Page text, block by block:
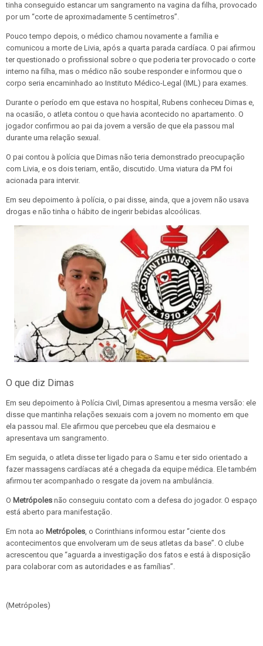
tinha conseguido estancar um sangramento na vagina da filha, provocado
por um “corte de aproximadamente 5 centímetros”.
Pouco tempo depois, o médico chamou novamente a família e
comunicou a morte de Livia, após a quarta parada cardíaca. O pai afirmou
ter questionado o profissional sobre o que poderia ter provocado o corte
interno na filha, mas o médico não soube responder e informou que o
corpo seria encaminhado ao Instituto Médico-Legal (IML) para exames.
Durante o período em que estava no hospital, Rubens conheceu Dimas e,
na ocasião, o atleta contou o que havia acontecido no apartamento. O
jogador confirmou ao pai da jovem a versão de que ela passou mal
durante uma relação sexual.
O pai contou à polícia que Dimas não teria demonstrado preocupação
com Livia, e os dois teriam, então, discutido. Uma viatura da PM foi
acionada para intervir.
Em seu depoimento à polícia, o pai disse, ainda, que a jovem não usava
drogas e não tinha o hábito de ingerir bebidas alcoólicas.
O que diz Dimas
Em seu depoimento à Polícia Civil, Dimas apresentou a mesma versão: ele
disse que mantinha relações sexuais com a jovem no momento em que
ela passou mal. Ele afirmou que percebeu que ela desmaiou e
apresentava um sangramento.
Em seguida, o atleta disse ter ligado para o Samu e ter sido orientado a
fazer massagens cardíacas até a chegada da equipe médica. Ele também
afirmou ter acompanhado o resgate da jovem na ambulância.
O Metrópoles não conseguiu contato com a defesa do jogador. O espaço
está aberto para manifestação.
Em nota ao Metrópoles , o Corinthians informou estar “ciente dos
acontecimentos que envolveram um de seus atletas da base”. O clube
acrescentou que “aguarda a investigação dos fatos e está à disposição
para colaborar com as autoridades e as famílias”.
(Metrópoles)